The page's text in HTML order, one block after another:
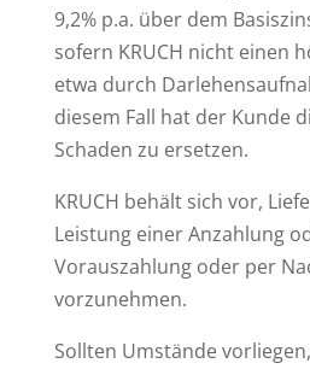
9,2% p.a. über dem
sofern KRUCH nicht einen
etwa durch
diesem Fall hat der Kunde
Schaden zu ersetzen.
KRUCH behält sich vor,
Leistung einer Anzahlung
Vorauszahlung oder per
vorzunehmen.
Sollten Umstände